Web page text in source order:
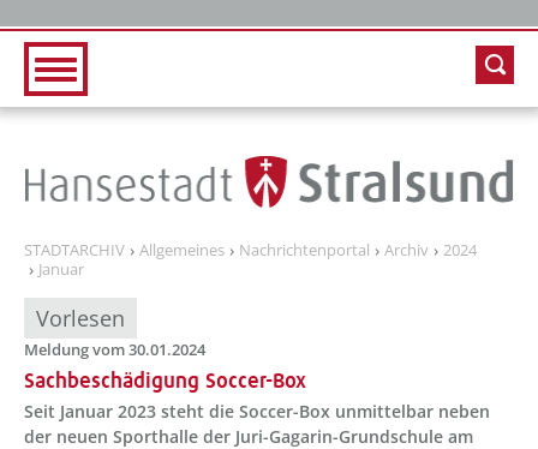
STADTARCHIV Allgemeines Nachrichtenportal Archiv
2024
Januar
Vorlesen
Meldung vom 30.01.2024
Sachbeschädigung Soccer-Box
Seit Januar 2023 steht die Soccer-Box unmittelbar neben
der neuen Sporthalle der Juri-Gagarin-Grundschule am